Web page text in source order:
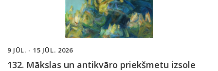
9 JŪL. - 15 JŪL. 2026
132. Mākslas un antikvāro priekšmetu izsole